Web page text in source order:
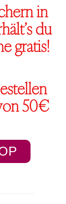
in
du
gratis!
50€